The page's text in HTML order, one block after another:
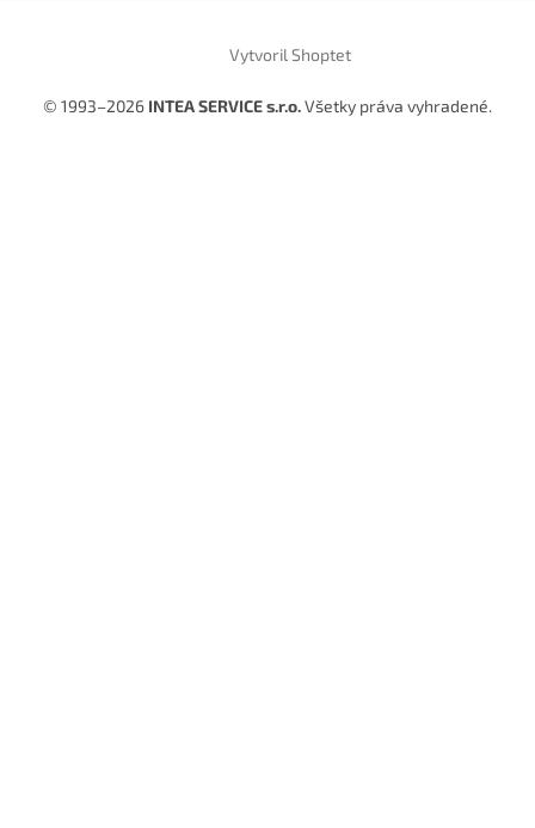
Vytvoril Shoptet
© 1993–2026 INTEA SERVICE s.r.o.Všetky práva vyhradené.